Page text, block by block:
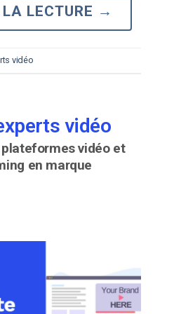
LECTURE →
vidéo
vidéo
vidéo et
en marque